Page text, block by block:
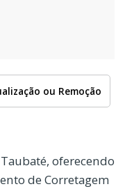
ou Remoção
oferecendo
de Corretagem